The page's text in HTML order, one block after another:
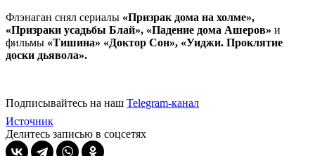
Флэнаган снял сериалы «Призрак дома на холме»,
«Призраки усадьбы Блай», «Падение дома Ашеров» и
фильмы «Тишина» «Доктор Сон», «Уиджи. Проклятие
доски дьявола».
Подписывайтесь на наш Telegram-канал
Источник
Делитесь записью в соцсетях